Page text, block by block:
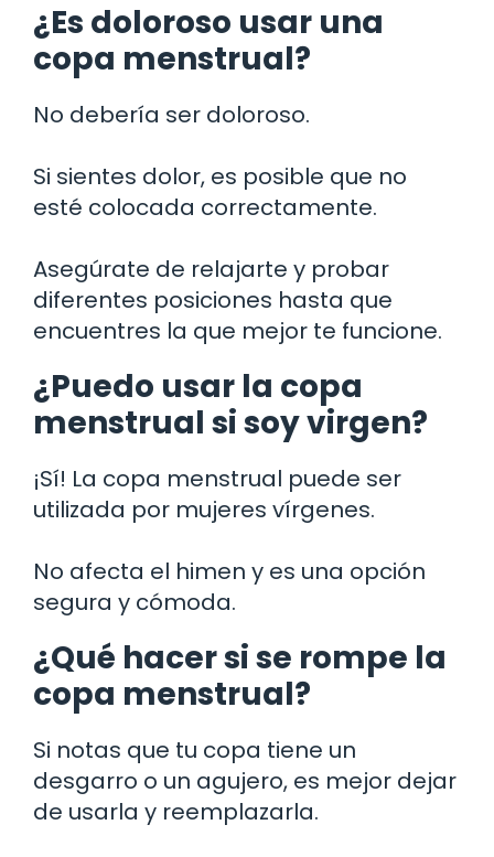
¿Es doloroso usar una
copa menstrual?
No debería ser doloroso.
Si sientes dolor, es posible que no
esté colocada correctamente.
Asegúrate de relajarte y probar
diferentes posiciones hasta que
encuentres la que mejor te funcione.
¿Puedo usar la copa
menstrual si soy virgen?
¡Sí! La copa menstrual puede ser
utilizada por mujeres vírgenes.
No afecta el himen y es una opción
segura y cómoda.
¿Qué hacer si se rompe la
copa menstrual?
Si notas que tu copa tiene un
desgarro o un agujero, es mejor dejar
de usarla y reemplazarla.